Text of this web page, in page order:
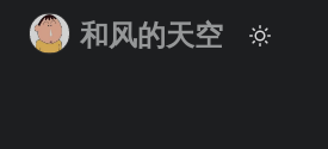
和风的天空